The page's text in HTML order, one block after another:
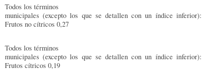
Todos los términos
municipales (excepto los que se detallen con un índice inferior):
Frutos no cítricos 0,27
Todos los términos
municipales (excepto los que se detallen con un índice inferior):
Frutos cítricos 0,19